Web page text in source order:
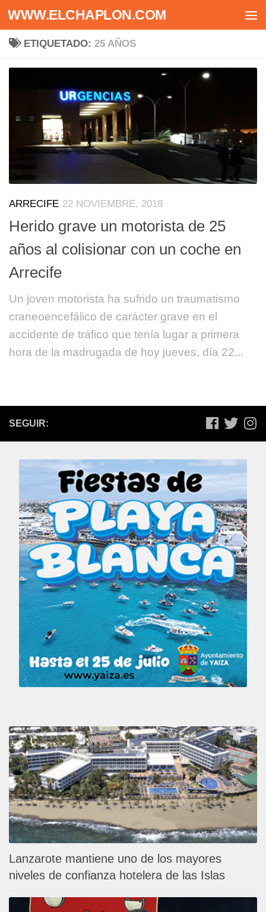
Saltar al contenido
WWW.ELCHAPLON.COM
ETIQUETADO: 25 AÑOS
ARRECIFE 22 NOVIEMBRE, 2018
Herido grave un motorista de 25
años al colisionar con un coche en
Arrecife
Un joven motorista ha sufrido un traumatismo
craneoencefálico de carácter grave en el
accidente de tráfico que tenía lugar a primera
hora de la madrugada de hoy jueves, día 22...
SEGUIR:
Lanzarote mantiene uno de los mayores
niveles de confianza hotelera de las Islas